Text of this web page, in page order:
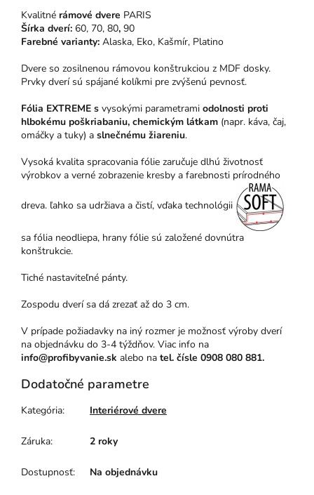
Kvalitné rámové dvere PARIS
Šírka dverí: 60, 70, 80, 90
Farebné varianty: Alaska, Eko, Kašmír, Platino
Dvere so zosilnenou rámovou konštrukciou z MDF dosky.
Prvky dverí sú spájané kolíkmi pre zvýšenú pevnosť.
Fólia EXTREME s vysokými parametrami odolnosti proti
hlbokému poškriabaniu, chemickým látkam (napr. káva, čaj,
omáčky a tuky) a slnečnému žiareniu.
Vysoká kvalita spracovania fólie zaručuje dlhú životnosť
výrobkov a verné zobrazenie kresby a farebnosti prírodného
dreva. ľahko sa udržiava a čistí, vďaka technológii
sa fólia neodliepa, hrany fólie sú založené dovnútra
konštrukcie.
Tiché nastaviteľné pánty.
Zospodu dverí sa dá zrezať až do 3 cm.
V prípade požiadavky na iný rozmer je možnosť výroby dverí
na objednávku do 3-4 týždňov. Viac info na
info@profibyvanie.sk alebo na tel. čísle 0908 080 881.
Dodatočné parametre
Kategória: Interiérové dvere
Záruka: 2 roky
Dostupnosť: Na objednávku